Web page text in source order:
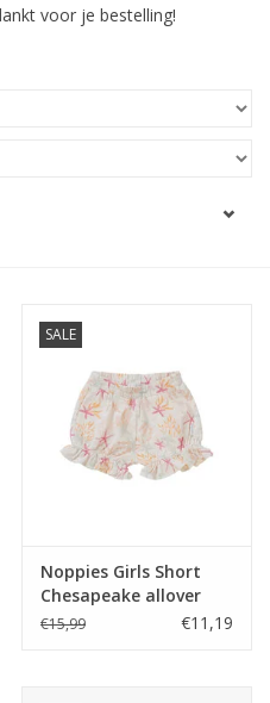
voor je bestelling!
SALE
Noppies Girls Short
Chesapeake allover
print Whisper White
€15,99 €11,19